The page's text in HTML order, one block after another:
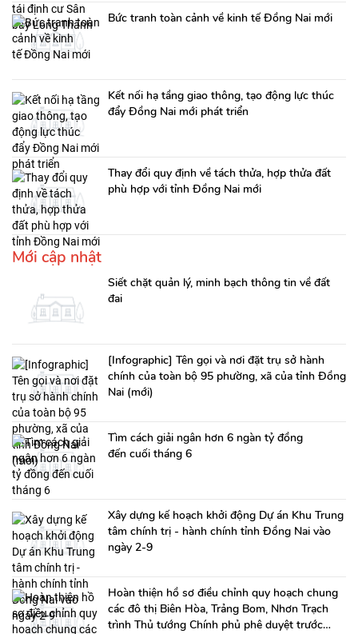
Bức tranh toàn cảnh về kinh tế Đồng Nai mới
Kết nối hạ tầng giao thông, tạo động lực thúc
đẩy Đồng Nai mới phát triển
Thay đổi quy định về tách thửa, hợp thửa đất
phù hợp với tỉnh Đồng Nai mới
Mới cập nhật
Siết chặt quản lý, minh bạch thông tin về đất
đai
[Infographic] Tên gọi và nơi đặt trụ sở hành
chính của toàn bộ 95 phường, xã của tỉnh Đồng
Nai (mới)
Tìm cách giải ngân hơn 6 ngàn tỷ đồng
đến cuối tháng 6
Xây dựng kế hoạch khởi động Dự án Khu Trung
tâm chính trị - hành chính tỉnh Đồng Nai vào
ngày 2-9
Hoàn thiện hồ sơ điều chỉnh quy hoạch chung
các đô thị Biên Hòa, Trảng Bom, Nhơn Trạch
trình Thủ tướng Chính phủ phê duyệt trước